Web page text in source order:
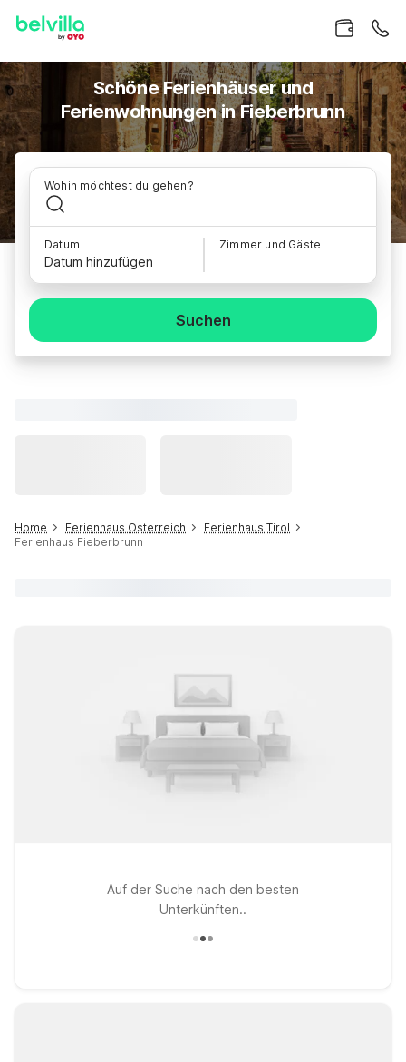
Schöne Ferienhäuser und
Ferienwohnungen in Fieberbrunn
Wohin möchtest du gehen?
Datum
Datum hinzufügen
Zimmer und Gäste
Suchen
Home Ferienhaus Österreich
Ferienhaus Tirol
Ferienhaus Fieberbrunn
Auf der Suche nach den besten
Unterkünften..